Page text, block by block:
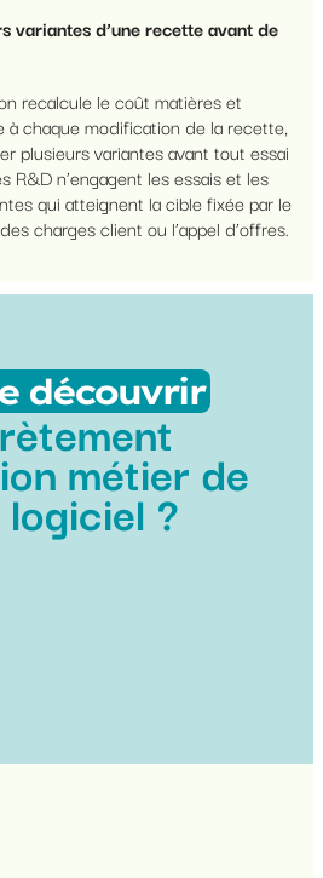
variantes d’une recette avant de
recalcule le coût matières et
à chaque modification de la recette,
plusieurs variantes avant tout essai
R&D n’engagent les essais et les
qui atteignent la cible fixée par le
charges client ou l’appel d’offres.
découvrir
métier de
?